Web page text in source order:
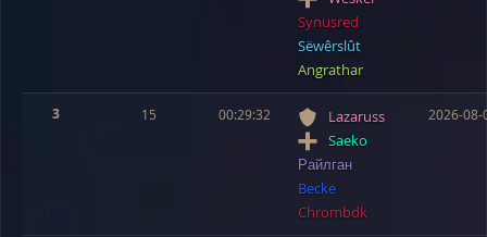
Synusred
Sëwêrslût
Angrathar
3 15 00:29:32
Lazaruss
Saeko
Райлган
Becke
Chrombdk
2026-08-